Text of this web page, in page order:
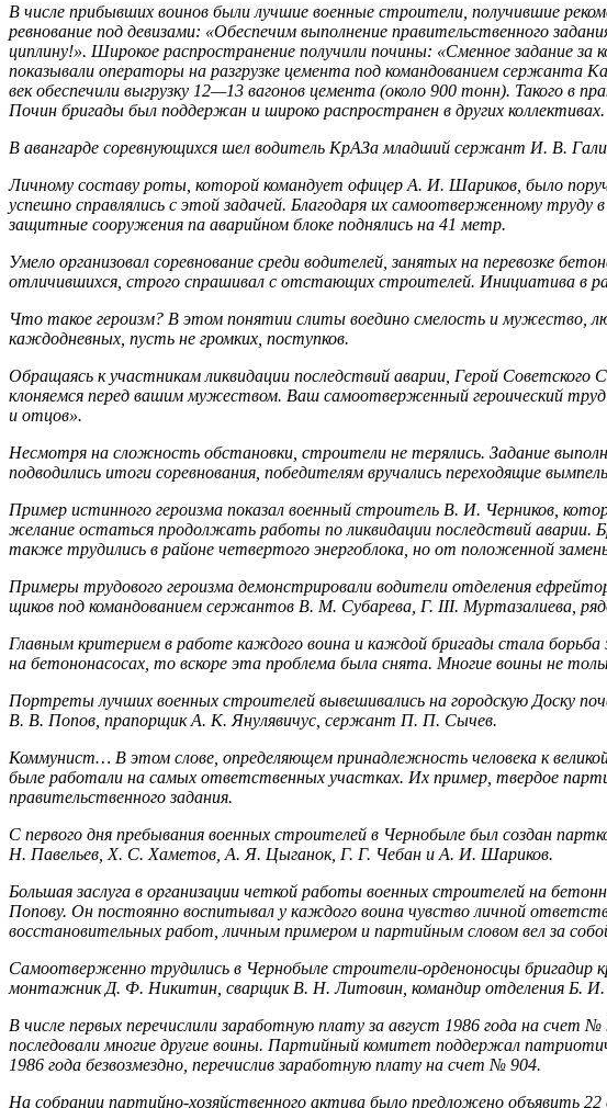
В числе прибывших воинов были лучшие военные строители, получившие
ревнование под девизами: «Обеспечим выполнение правитель­ственного
циплину!». Широкое распространение получили почины: «Смен­ное задание
показывали операторы на разгрузке цемента под командованием
век обеспечили выгрузку 12—13 вагонов цемента (около 900 тонн). Такого
Почин бригады был поддержан и широко распростра­нен в других коллективах.
В авангарде соревнующихся шел водитель КрАЗа младший сержант И. В.
Личному составу роты, которой командует офицер А. И. Ша­риков, было
успешно справлялись с этой задачей. Благодаря их самоотверженному
защитные сооружения па аварийном блоке поднялись на 41 метр.
Умело организовал соревнование среди водителей, занятых на перевозке
отличившихся, строго спрашивал с отстающих строителей. Инициа­тива в
Что такое героизм? В этом понятии слиты воедино смелость и мужество,
каждодневных, пусть не громких, поступков.
Обращаясь к участникам ликвидации последствий аварии, Герой
клоняемся перед вашим мужеством. Ваш самоотверженный ге­роический
и отцов».
Несмотря на сложность обстановки, строители не терялись. Задание
подводились итоги соревнования, победителям вручались пере­ходящие
Пример истинного героизма показал военный строитель В. И. Черников,
желание остаться продолжать работы по ликвидации последствий
также трудились в районе четвертого энергоблока, но от положенной
Примеры трудового героизма демонстрировали водители от­деления
щиков под командованием сержантов В. М. Субарева, Г. III. Муртазалиева,
Главным критерием в работе каждого воина и каждой брига­ды стала
на бетононасосах, то вскоре эта проблема была снята. Мно­гие воины не
Портреты лучших военных строителей вывешивались на го­родскую Доску
В. В. Попов, прапорщик А. К. Янулявичус, сержант П. П. Сы­чев.
Коммунист… В этом слове, определяющем принадлежность человека к
быле работали на самых ответственных участках. Их пример, твердое
правительственного задания.
С первого дня пребывания военных строителей в Чернобыле был создан
Н. Павельев, X. С. Хаметов, А. Я. Цыганок, Г. Г. Чебан и А. И. Шариков.
Большая заслуга в организации четкой работы военных строи­телей на
Попову. Он постоянно воспитывал у каждого воина чувство личной
восста­новительных работ, личным примером и партийным словом вел за
Самоотверженно трудились в Чернобыле строители-ордено­носцы
монтажник Д. Ф. Никитин, сварщик В. Н. Литовин, командир отделения Б.
В числе первых перечислили заработную плату за август 1986 года на
последовали многие другие воины. Партийный комитет поддержал
1986 года безвозмездно, перечислив заработную плату на счет № 904.
На собрании партийно-хозяйственного актива было предло­жено объявить